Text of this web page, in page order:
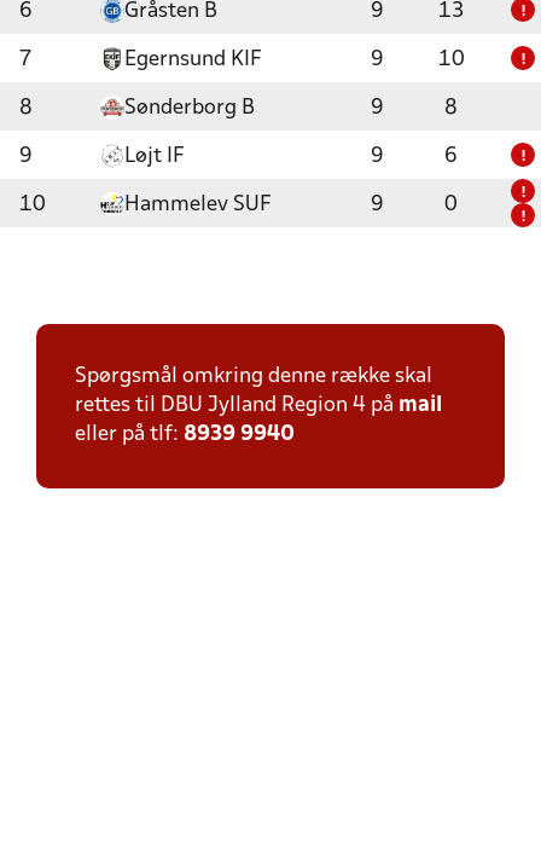
6 Gråsten B 9 13 !
7 Egernsund KIF 9 10 !
8 Sønderborg B 9 8
9 Løjt IF 9 6 !
10 Hammelev SUF 9 0
!
!
Spørgsmål omkring denne række skal
rettes til DBU Jylland Region 4 på mail
eller på tlf: 8939 9940